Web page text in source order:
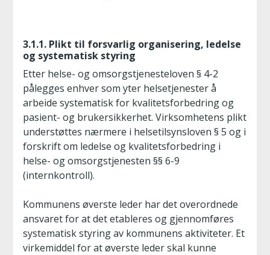
3.1.1. Plikt til forsvarlig organisering, ledelse
og systematisk styring
Etter helse- og omsorgstjenesteloven § 4-2
pålegges enhver som yter helsetjenester å
arbeide systematisk for kvalitetsforbedring og
pasient- og brukersikkerhet. Virksomhetens plikt
understøttes nærmere i helsetilsynsloven § 5 og i
forskrift om ledelse og kvalitetsforbedring i
helse- og omsorgstjenesten §§ 6-9
(internkontroll).
Kommunens øverste leder har det overordnede
ansvaret for at det etableres og gjennomføres
systematisk styring av kommunens aktiviteter. Et
virkemiddel for at øverste leder skal kunne